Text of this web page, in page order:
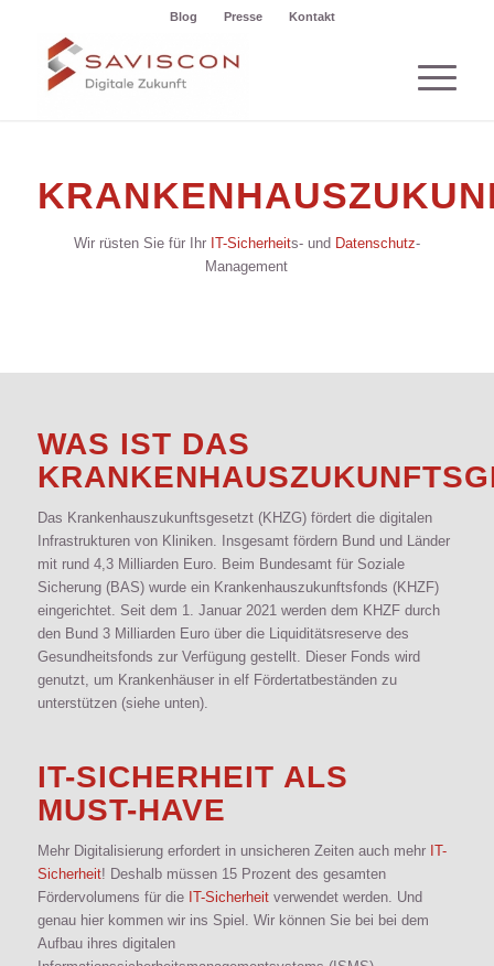
Blog Presse Kontakt
Wir rüsten Sie für Ihr IT-Sicherheits- und Datenschutz-
Management
WAS IST DAS
Das Krankenhauszukunftsgesetzt (KHZG) fördert die digitalen
Infrastrukturen von Kliniken. Insgesamt fördern Bund und Länder
mit rund 4,3 Milliarden Euro. Beim Bundesamt für Soziale
Sicherung (BAS) wurde ein Krankenhauszukunftsfonds (KHZF)
eingerichtet. Seit dem 1. Januar 2021 werden dem KHZF durch
den Bund 3 Milliarden Euro über die Liquiditätsreserve des
Gesundheitsfonds zur Verfügung gestellt. Dieser Fonds wird
genutzt, um Krankenhäuser in elf Fördertatbeständen zu
unterstützen (siehe unten).
IT-SICHERHEIT ALS
MUST-HAVE
Mehr Digitalisierung erfordert in unsicheren Zeiten auch mehr IT-
Sicherheit! Deshalb müssen 15 Prozent des gesamten
Fördervolumens für die IT-Sicherheitverwendet werden. Und
genau hier kommen wir ins Spiel. Wir können Sie bei bei dem
Aufbau ihres digitalen